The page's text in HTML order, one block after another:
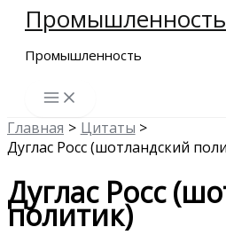
Перейти
содержимому
Промышленность
Промышленность
Главная
Цитаты
Дуглас Росс (шотландский
Дуглас Росс
политик)